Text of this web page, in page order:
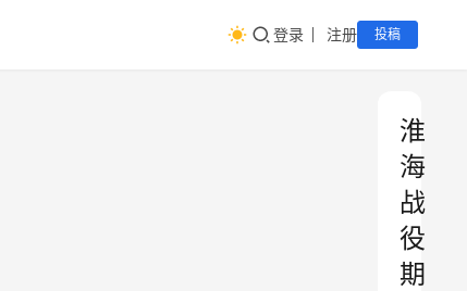
登录 注册 投稿
淮
海
战
役
期